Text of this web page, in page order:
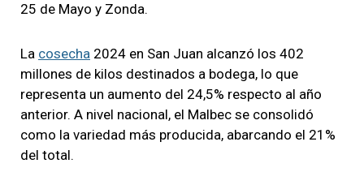
25 de Mayo y Zonda.
La cosecha 2024 en San Juan alcanzó los 402
millones de kilos destinados a bodega, lo que
representa un aumento del 24,5% respecto al año
anterior. A nivel nacional, el Malbec se consolidó
como la variedad más producida, abarcando el 21%
del total.